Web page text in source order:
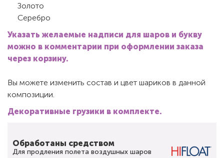
Золото
Серебро
Указать желаемые надписи для шаров и букву
можно в комментарии при оформлении заказа
через корзину.
Вы можете изменить состав и цвет шариков в данной
композиции.
Декоративные грузики в комплекте.
Обработаны средством
Для продления полета воздушных шаров